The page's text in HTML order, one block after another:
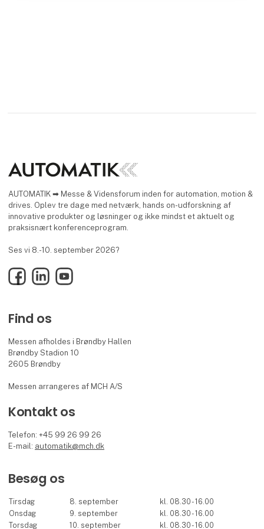
AUTOMATIK ➡ Messe & Vidensforum inden for automation, motion &
drives. Oplev tre dage med netværk, hands on-udforskning af
innovative produkter og løsninger og ikke mindst et aktuelt og
praksisnært konferenceprogram.
Ses vi 8.-10. september 2026?
FacebookLinkedInYouTube
Find os
Messen afholdes i Brøndby Hallen
Brøndby Stadion 10
2605 Brøndby
Messen arrangeres af MCH A/S
Kontakt os
Telefon: +45 99 26 99 26
E-mail: automatik@mch.dk
Besøg os
Tirsdag 8. september
kl. 08.30 - 16.00
Onsdag
9. september
kl. 08.30 - 16.00
Torsdag
10. september kl. 08.30 - 16.00